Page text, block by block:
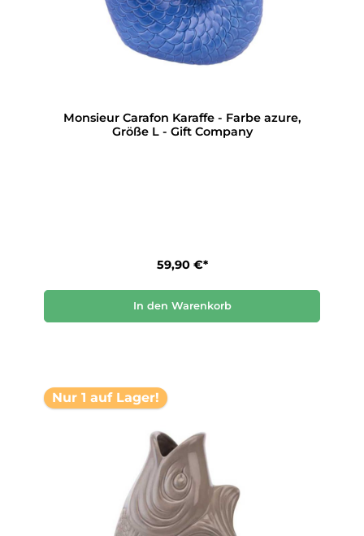
Monsieur Carafon Karaffe - Farbe azure,
Größe L - Gift Company
59,90 €*
In den Warenkorb
Nur 1 auf Lager!